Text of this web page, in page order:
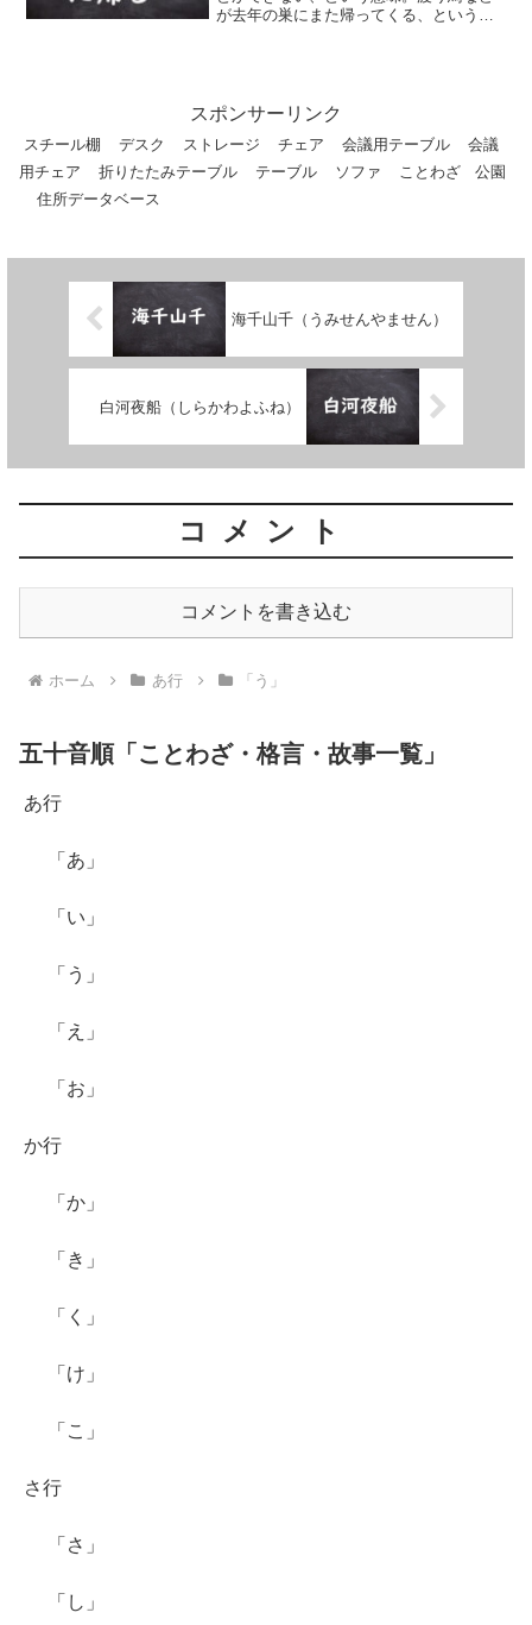
が去年の巣にまた帰ってくる、というこ
スポンサーリンク
スチール棚 デスク ストレージ チェア 会議用テーブル
会議
用チェア
折りたたみテーブル テーブル ソファ ことわざ
公園
住所データベース
海千山千（うみせんやません）
白河夜船（しらかわよふね）
コメント
コメントを書き込む
ホーム あ行 「う」
五十音順「ことわざ・格言・故事一覧」
あ行
「あ」
「い」
「う」
「え」
「お」
か行
「か」
「き」
「く」
「け」
「こ」
さ行
「さ」
「し」